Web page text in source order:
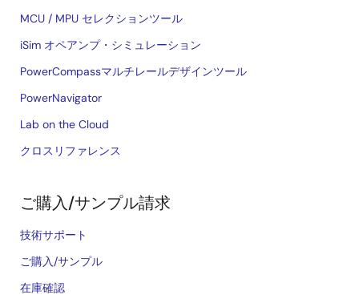
MCU / MPU セレクションツール
iSim オペアンプ・シミュレーション
PowerCompassマルチレールデザインツール
PowerNavigator
Lab on the Cloud
クロスリファレンス
ご購入/サンプル請求
技術サポート
ご購入/サンプル
在庫確認